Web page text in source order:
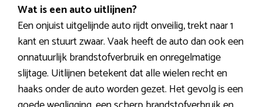
Wat is een auto uitlijnen?
Een onjuist uitgelijnde auto rijdt onveilig, trekt naar 1
kant en stuurt zwaar. Vaak heeft de auto dan ook een
onnatuurlijk brandstofverbruik en onregelmatige
slijtage. Uitlijnen betekent dat alle wielen recht en
haaks onder de auto worden gezet. Het gevolg is een